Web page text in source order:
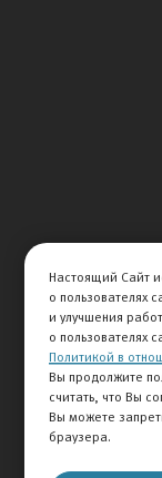
Настоящий Сайт
о пользователях
и улучшения
о пользователях
Политикой в
Вы продолжите
считать, что Вы
Вы можете
браузера.